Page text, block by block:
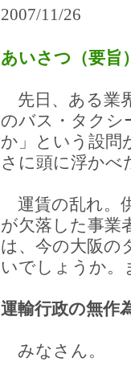
2007/11/26
あいさつ（要旨
先日、ある業
のバス・タクシ
か」という設問
さに頭に浮かべ
運賃の乱れ。
が欠落した事業
は、今の大阪の
いでしょうか。
運輸行政の無作
みなさん。